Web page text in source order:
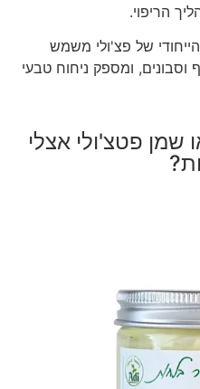
הריפוי.
של פצ'ולי משמש
ומספק ניחוח טבעי
שמן פטצ'ולי אצלי